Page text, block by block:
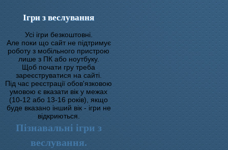
Ігри з веслування
Усі ігри безкоштовні.
Але поки що сайт не підтримує
роботу з мобільного пристрою
лише з ПК або ноутбуку.
Щоб почати гру треба
зареєструватися на сайті.
Під час реєстрації обов'язковою
умовою є вказати вік у межах
(10-12 або 13-16 років), якщо
буде вказано інший вік - ігри не
відкриються.
Пізнавальні ігри з
веслування.